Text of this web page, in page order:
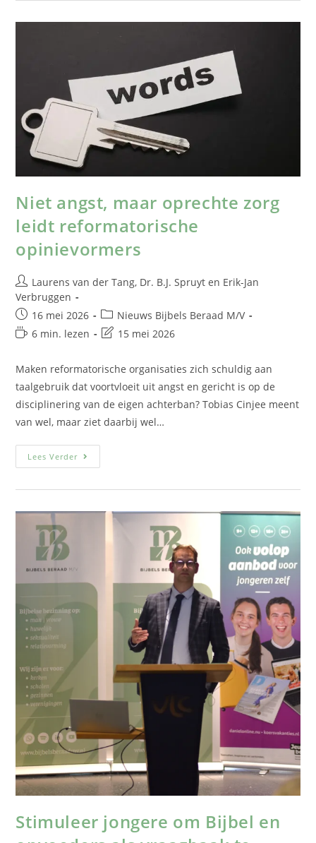
Niet angst, maar oprechte zorg
leidt reformatorische
opinievormers
Laurens van der Tang, Dr. B.J. Spruyt en Erik-Jan
Verbruggen
16 mei 2026
Nieuws Bijbels Beraad M/V
6 min. lezen
15 mei 2026
Maken reformatorische organisaties zich schuldig aan
taalgebruik dat voortvloeit uit angst en gericht is op de
disciplinering van de eigen achterban? Tobias Cinjee meent
van wel, maar ziet daarbij wel…
Lees Verder
Stimuleer jongere om Bijbel en